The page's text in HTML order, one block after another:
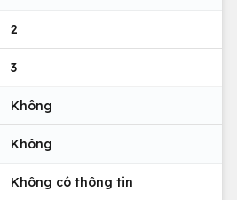
2
3
Không
Không
Không có thông tin